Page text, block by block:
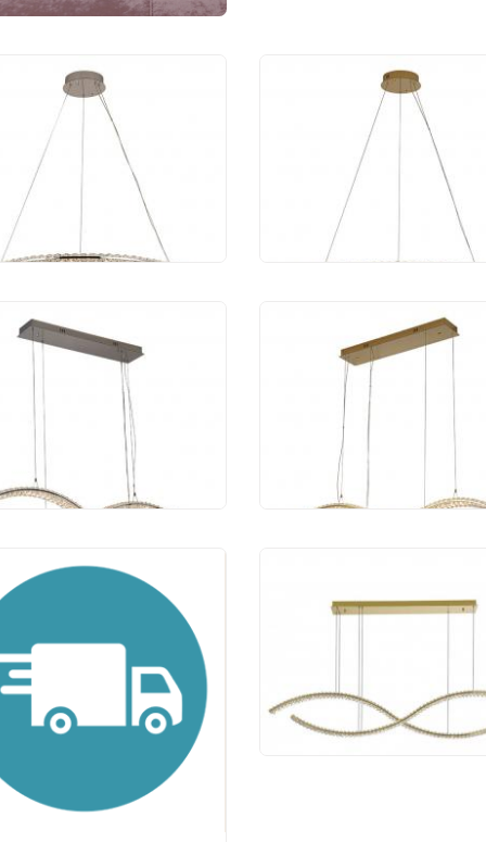
светильник
8241/800 chrome
руб.
Подвесной
Newport 8241/800
65 216 руб.
светильник
8242/110 chrome
Подвесной
Newport 8242/110
67 213 руб.
Newport 8242/160
95 387 руб.